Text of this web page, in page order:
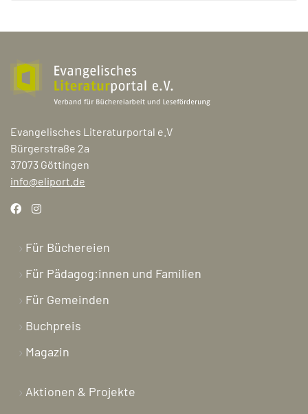
Evangelisches Literaturportal e.V
Bürgerstraße 2a
37073 Göttingen
info@eliport.de
Für Büchereien
Für Pädagog:innen und Familien
Für Gemeinden
Buchpreis
Magazin
Aktionen & Projekte